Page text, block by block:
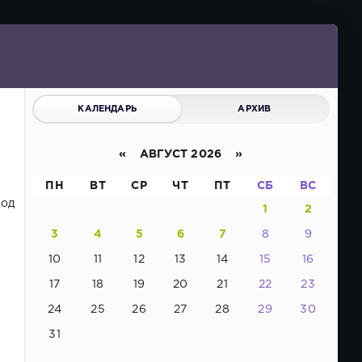
КАЛЕНДАРЬ АРХИВ
« АВГУСТ 2026 »
ПН ВТ СР ЧТ ПТ СБ ВС
1 2
3 4 5 6 7 8 9
10 11 12 13 14 15 16
17 18 19 20 21 22 23
24 25 26 27 28 29 30
31